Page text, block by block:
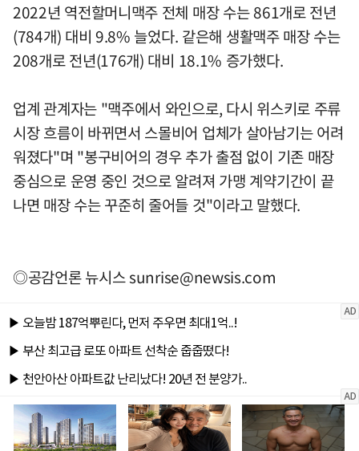
2022년 역전할머니맥주 전체 매장 수는 861개로 전년
(784개) 대비 9.8% 늘었다. 같은해 생활맥주 매장 수는
208개로 전년(176개) 대비 18.1% 증가했다.
업계 관계자는 "맥주에서 와인으로, 다시 위스키로 주류
시장 흐름이 바뀌면서 스몰비어 업체가 살아남기는 어려
워졌다"며 "봉구비어의 경우 추가 출점 없이 기존 매장
중심으로 운영 중인 것으로 알려져 가맹 계약기간이 끝
나면 매장 수는 꾸준히 줄어들 것"이라고 말했다.
◎공감언론 뉴시스sunrise@newsis.com